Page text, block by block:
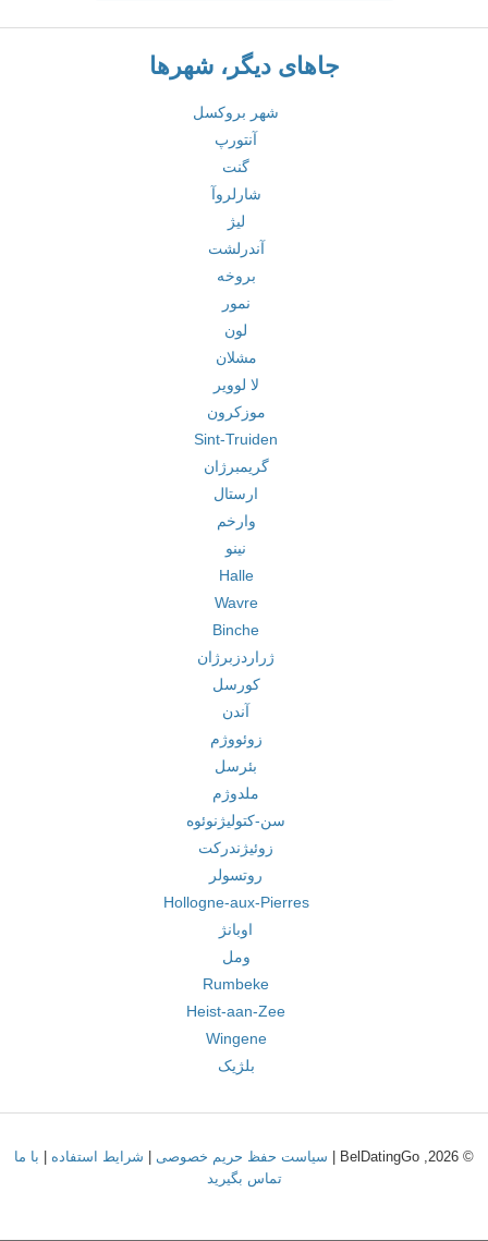
جاهای دیگر، شهرها
شهر بروکسل
آنتورپ
گنت
شارلروآ
لیژ
آندرلشت
بروخه
نمور
لون
مشلان
لا لوویر
موزکرون
Sint-Truiden
گریمبرژان
ارستال
وارخم
نینو
Halle
Wavre
Binche
ژراردزبرژان
کورسل
آندن
زوئووژم
بئرسل
ملدوژم
سن-کتولیژنوئوه
زوئیژندرکت
روتسولر
Hollogne-aux-Pierres
اوبانژ
ومل
Rumbeke
Heist-aan-Zee
Wingene
بلژیک
© 2026, BelDatingGo | سیاست حفظ حریم خصوصی شرایط استفاده
با ما
تماس بگیرید